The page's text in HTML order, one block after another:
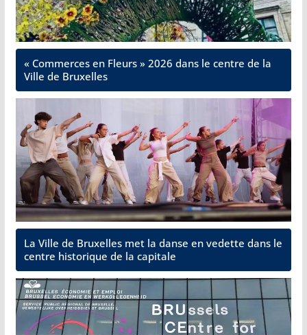
« Commerces en Fleurs » 2026 dans le centre de la
Ville de Bruxelles
La Ville de Bruxelles met la danse en vedette dans le
centre historique de la capitale